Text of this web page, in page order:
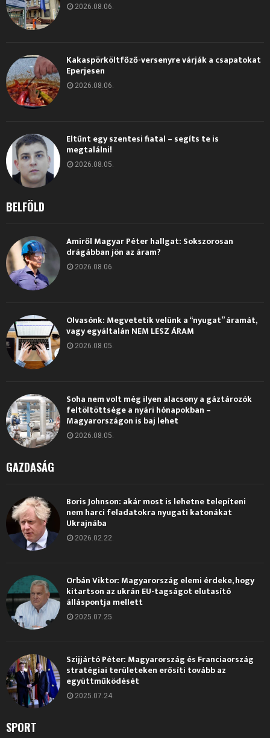
2026.08.06.
Kakaspörköltfőző-versenyre várják a csapatokat
Eperjesen
2026.08.06.
Eltűnt egy szentesi fiatal – segíts te is
megtalálni!
2026.08.05.
BELFÖLD
Amiről Magyar Péter hallgat: Sokszorosan
drágábban jön az áram?
2026.08.06.
Olvasónk: Megvetetik velünk a “nyugat” áramát,
vagy egyáltalán NEM LESZ ÁRAM
2026.08.05.
Soha nem volt még ilyen alacsony a gáztározók
feltöltöttsége a nyári hónapokban –
Magyarországon is baj lehet
2026.08.05.
GAZDASÁG
Boris Johnson: akár most is lehetne telepíteni
nem harci feladatokra nyugati katonákat
Ukrajnába
2026.02.22.
Orbán Viktor: Magyarország elemi érdeke, hogy
kitartson az ukrán EU-tagságot elutasító
álláspontja mellett
2025.07.25.
Szijjártó Péter: Magyarország és Franciaország
stratégiai területeken erősíti tovább az
együttműködését
2025.07.24.
SPORT